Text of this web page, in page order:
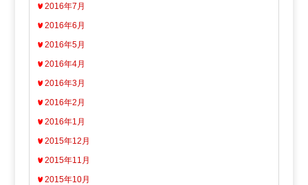
2016年7月
2016年6月
2016年5月
2016年4月
2016年3月
2016年2月
2016年1月
2015年12月
2015年11月
2015年10月